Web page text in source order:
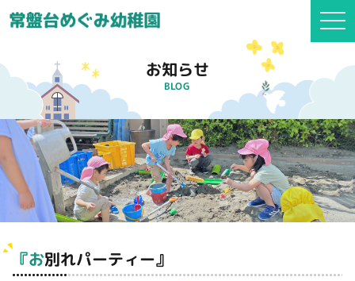
お知らせ
BLOG
『お別れパーティー』